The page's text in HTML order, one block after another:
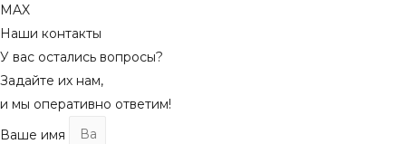
MAX
Наши контакты
У вас остались вопросы?
Задайте их нам,
и мы оперативно ответим!
Ваше имя